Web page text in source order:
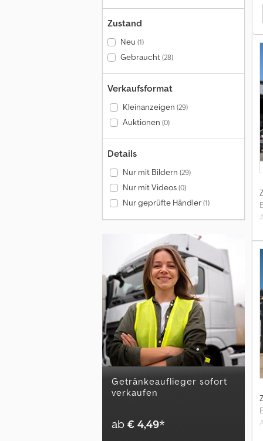
Zustand
Neu (1)
Gebraucht(28)
Verkaufsformat
Kleinanzeigen (29)
Auktionen (0)
Details
Nur mit Bildern (29)
Nur mit Videos(0)
Nur geprüfte Händler(1)
Getränkeauflieger sofort
verkaufen
ab€ 4,49*